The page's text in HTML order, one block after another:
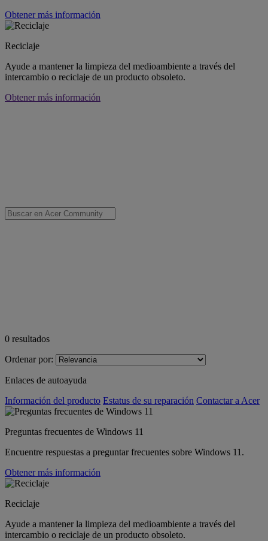
Obtener más información
Reciclaje
Ayude a mantener la limpieza del medioambiente a través del
intercambio o reciclaje de un producto obsoleto.
Obtener más información
0 resultados
Ordenar por:
Enlaces de autoayuda
Información del producto Estatus de su reparación Contactar a Acer
Preguntas frecuentes de Windows 11
Encuentre respuestas a preguntar frecuentes sobre Windows 11.
Obtener más información
Reciclaje
Ayude a mantener la limpieza del medioambiente a través del
intercambio o reciclaje de un producto obsoleto.